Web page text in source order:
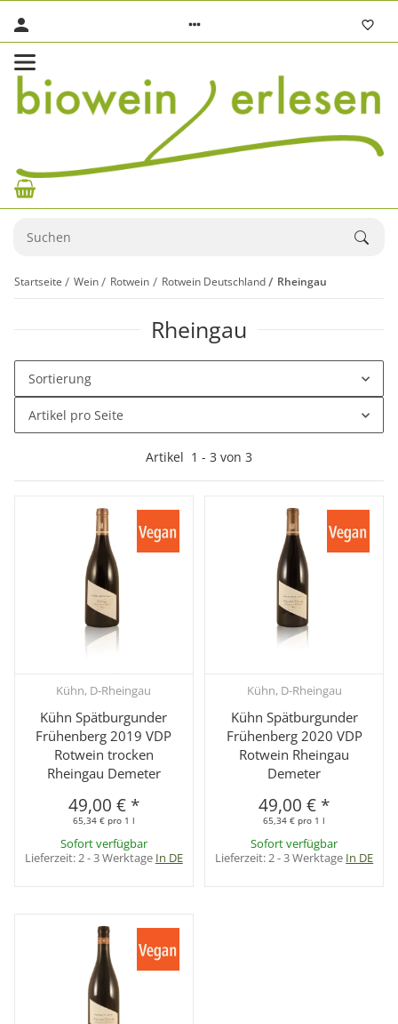
Startseite Wein Rotwein Rotwein Deutschland Rheingau
Rheingau
Sortierung
Artikel pro Seite
Artikel 1 - 3 von 3
Kühn, D-Rheingau
Kühn Spätburgunder
Frühenberg 2019 VDP
Rotwein trocken
Rheingau Demeter
49,00 € *
65,34 € pro 1 l
Sofort verfügbar
Lieferzeit:2 - 3 Werktage In DE
Kühn, D-Rheingau
Kühn Spätburgunder
Frühenberg 2020 VDP
Rotwein Rheingau
Demeter
49,00 € *
65,34 € pro 1 l
Sofort verfügbar
Lieferzeit:2 - 3 Werktage In DE